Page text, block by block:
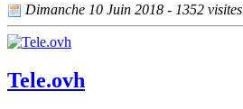
Dimanche 10 Juin 2018 - 1352 visites
Tele.ovh